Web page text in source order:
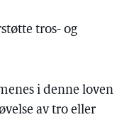
tros- og
i denne loven
av tro eller